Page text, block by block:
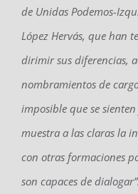
de Unidas Podemos-
López Hervás, que han
dirimir sus diferencias,
nombramientos de
imposible que se
muestra a las claras la
con otras formaciones
son capaces de dialogar”.